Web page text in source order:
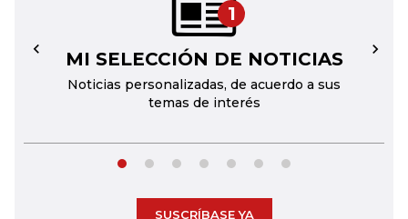
1
MI SELECCIÓN DE NOTICIAS
Noticias personalizadas, de acuerdo a sus
temas de interés
← →
SUSCRÍBASE YA